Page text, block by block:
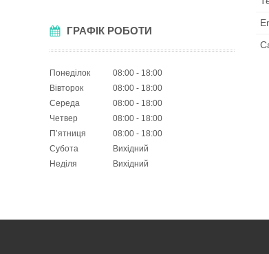
ГРАФІК РОБОТИ
Понеділок 08:00
18:00
Вівторок
08:00
18:00
Середа
08:00
18:00
Четвер
08:00
18:00
Пʼятниця
08:00
18:00
Субота
Вихідний
Неділя
Вихідний